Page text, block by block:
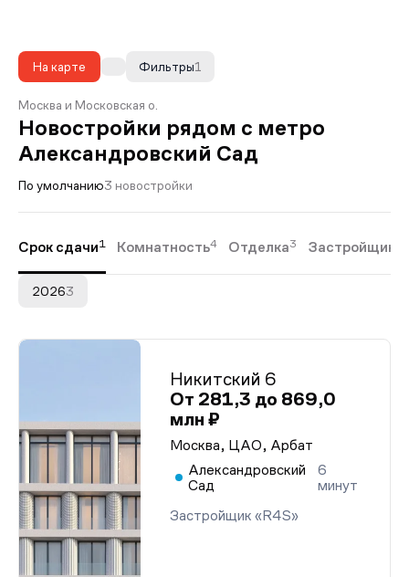
На карте 1
Фильтры
Москва и Московская о.
Новостройки рядом с метро
Александровский Сад
По умолчанию3 новостройки
Срок сдачи1 Комнатность4 Отделка3 Застройщики
20263
Никитский 6
От 281,3 до 869,0
млн ₽
Москва, ЦАО, Арбат
Александровский
Сад
6
минут
Застройщик «R4S»